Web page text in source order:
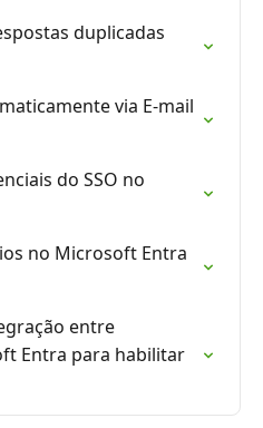
duplicadas
via E-mail
do SSO no
no Microsoft Entra
entre
Entra para habilitar